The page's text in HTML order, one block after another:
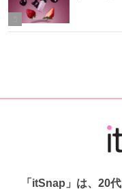
「itSnap」は、20